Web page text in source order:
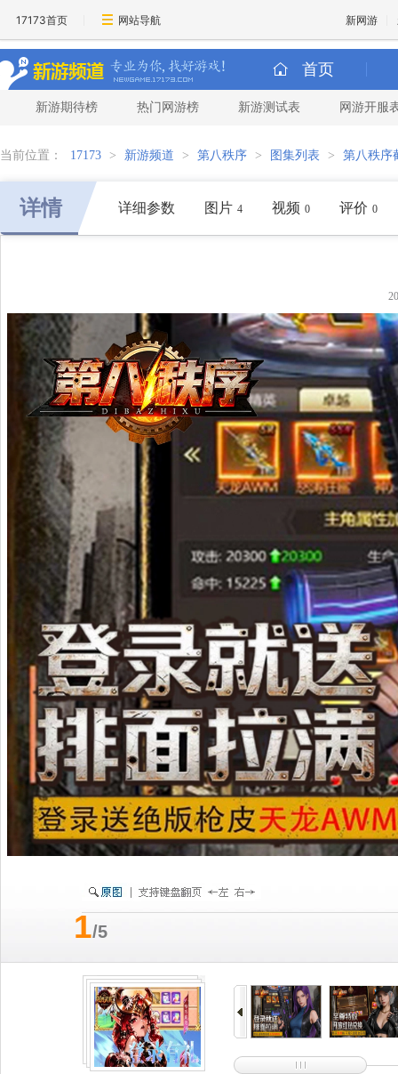
17173首页 网站导航 新网游
首页
新游期待榜 热门网游榜 新游测试表 网游开服
当前位置： 17173 > 新游频道 > 第八秩序 > 图集列表 > 第八秩序
详情 详细参数 图片 4 视频 0 评价 0
1/5